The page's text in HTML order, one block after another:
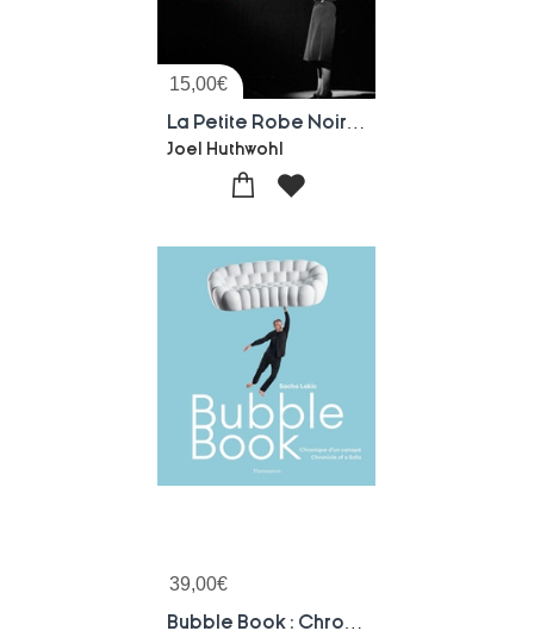
15,00€
Joel Huthwohl
39,00€